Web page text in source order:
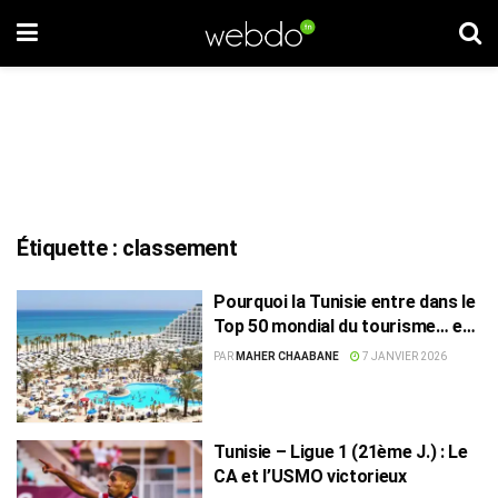
Étiquette : classement
Pourquoi la Tunisie entre dans le
Top 50 mondial du tourisme… et
pourquoi elle reste en bas du
PAR MAHER CHAABANE 7 JANVIER 2026
Tunisie – Ligue 1 (21ème J.) : Le
CA et l’USMO victorieux